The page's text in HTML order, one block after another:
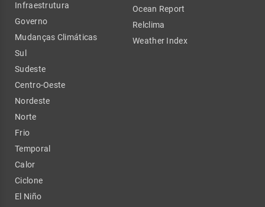
Infraestrutura
Governo
Mudanças Climáticas
Sul
Sudeste
Centro-Oeste
Nordeste
Norte
Frio
Temporal
Calor
Ciclone
El Niño
Ocean Report
Relclima
Weather Index